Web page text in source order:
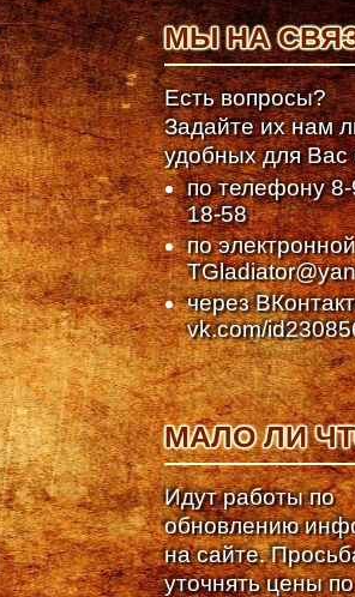
МЫ НА
Есть вопросы?
Задайте их нам
удобных для Вас
по телефону
18-58
по
через
vk.com/
МАЛО ЛИ
Идут работы по
обновлению
на сайте.
уточнять цены по